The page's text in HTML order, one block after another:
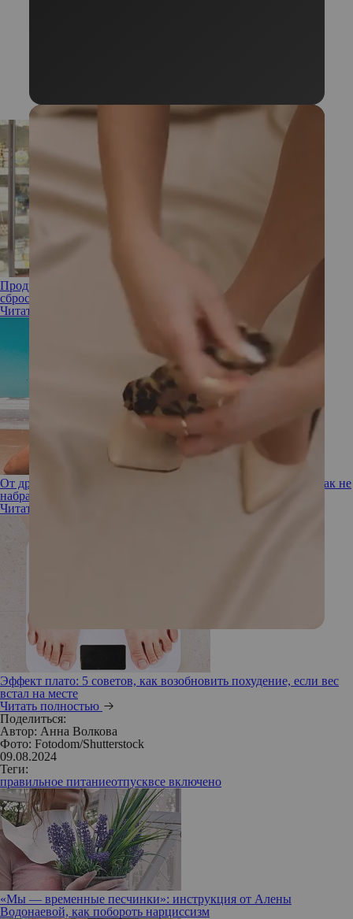
Продукты для похудения, которые на самом деле мешают
сбросить вес
Читать полностью
От дружбы с барменом до вражды с сорбетом: 10 советов, как не
набрать лишний вес во время отпуска
Читать полностью
Эффект плато: 5 советов, как возобновить похудение, если вес
встал на месте
Читать полностью
Поделиться:
Автор: Анна Волкова
Фото: Fotodom/Shutterstock
09.08.2024
Теги:
правильное питаниеотпусквсе включено
«Мы — временные песчинки»: инструкция от Алены
Водонаевой, как побороть нарциссизм